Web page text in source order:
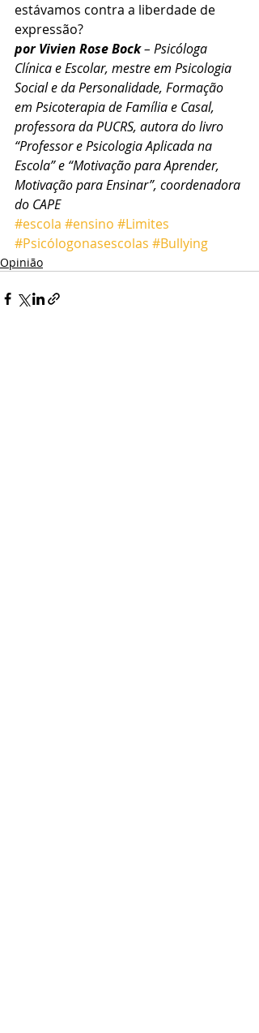
estávamos contra a liberdade de
expressão?
por Vivien Rose Bock – Psicóloga
Clínica e Escolar, mestre em Psicologia
Social e da Personalidade, Formação
em Psicoterapia de Família e Casal,
professora da PUCRS, autora do livro
“Professor e Psicologia Aplicada na
Escola” e “Motivação para Aprender,
Motivação para Ensinar”, coordenadora
do CAPE
#escola #ensino #Limites
#Psicólogonasescolas #Bullying
Opinião